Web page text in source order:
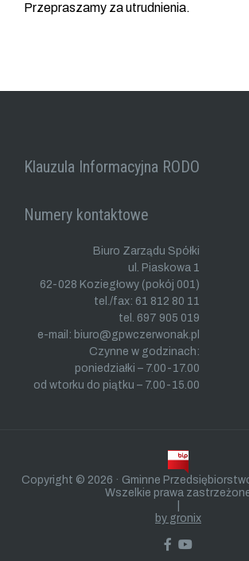
Przepraszamy za utrudnienia.
Klauzula Informacyjna RODO
Numery kontaktowe
Biuro Zarządu Spółki
ul. Piaskowa 1
62-028 Koziegłowy (pokój 001)
tel./fax: 61 812 80 11
tel. 697 905 019
e-mail: biuro@gpwczerwonak.pl
Czynne w godzinach:
poniedziałki – 7.00-17.00
od wtorku do piątku – 7.00-15.00
Copyright © 2026 · Gminne
Wszelkie prawa
by gronix